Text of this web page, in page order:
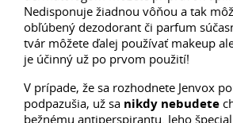
Nedisponuje žiadnou vôňou a tak
obľúbený dezodorant či parfum
tvár môžete ďalej používať makeup
je účinný už po prvom použití!
V prípade, že sa rozhodnete Jenvox
podpazušia, už sa nikdy nebudete
bežnému antiperspirantu. Jeho